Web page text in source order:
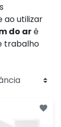
ao utilizar
do aré
trabalho